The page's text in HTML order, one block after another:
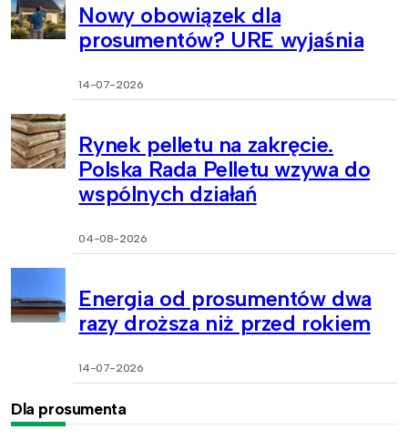
Nowy obowiązek dla
prosumentów? URE wyjaśnia
14-07-2026
Rynek pelletu na zakręcie.
Polska Rada Pelletu wzywa do
wspólnych działań
04-08-2026
Energia od prosumentów dwa
razy droższa niż przed rokiem
14-07-2026
Dla prosumenta